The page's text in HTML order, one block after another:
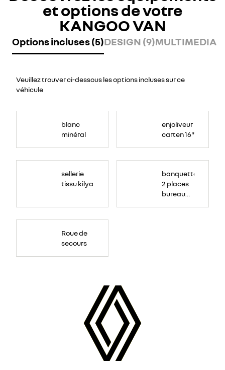
et options de votre
KANGOO VAN
Options incluses (5)DESIGN (9)MULTIMEDIA
Veuillez trouver ci-dessous les options incluses sur ce
véhicule
blanc
minéral
enjoliveur
carten 16"
sellerie
tissu kilya
banquette
2 places
bureau
Roue de
secours